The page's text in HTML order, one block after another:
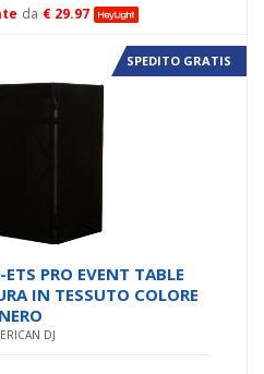
da € 29.97
SPEDITO GRATIS
PRO EVENT TABLE
IN TESSUTO COLORE
NERO
DJ